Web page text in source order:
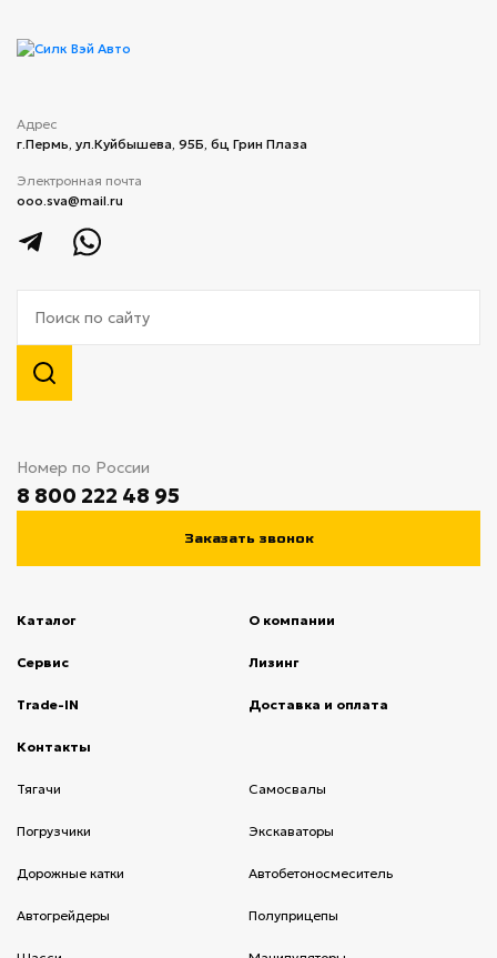
Адрес
г.Пермь, ул.Куйбышева, 95Б, бц Грин Плаза
Электронная почта
ooo.sva@mail.ru
Номер по России
8 800 222 48 95
Заказать звонок
Каталог О компании
Сервис Лизинг(current)
Trade-IN Доставка и оплата
Контакты
Тягачи Cамосвалы
Погрузчики Экскаваторы
Дорожные катки Автобетоносмеситель
Автогрейдеры Полуприцепы